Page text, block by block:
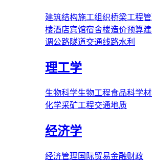
建筑结构施工组织桥梁工程
楼酒店宾馆宿舍楼造价预算
调 公路隧道交通线路水利
理工学
生物科学生物工程食品科学
化学采矿工程交通地质
经济学
经济管理 国际贸易金融财政